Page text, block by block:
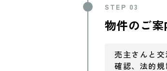
STEP 03
物件のご
売主さんと
確認、法的